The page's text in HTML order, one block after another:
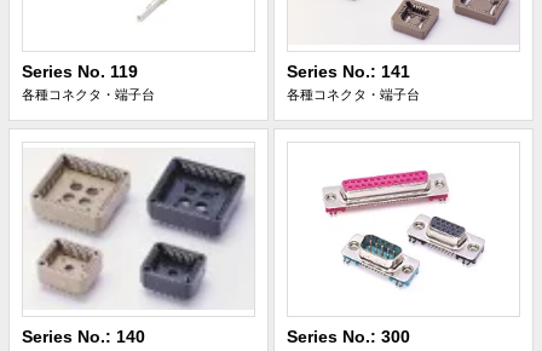
Series No. 119
各種コネクタ・端子台
Series No.: 141
各種コネクタ・端子台
Series No.: 140 Series No.: 300